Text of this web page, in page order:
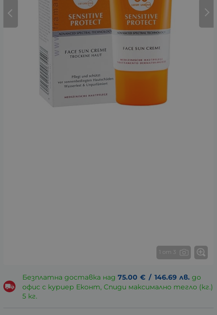
1 от 3
Безплатна доставка над 75.00 € / 146.69 лв. до
офис с куриер Еконт, Спиди максимално тегло (кг.)
5 кг.